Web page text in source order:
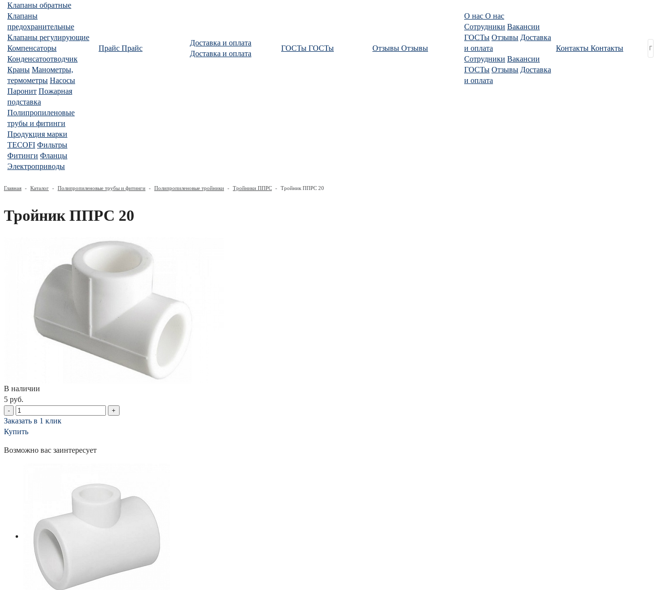
Клапаны обратные
Клапаны
предохранительные
Клапаны регулирующие
Компенсаторы
Конденсатоотводчик
Краны Манометры,
термометры Насосы
Паронит Пожарная
подставка
Полипропиленовые
трубы и фитинги
Продукция марки
TECOFI Фильтры
Фитинги Фланцы
Электроприводы
Прайс Прайс
Доставка и оплата
Доставка и оплата
ГОСТы ГОСТы Отзывы Отзывы
О нас О нас
Сотрудники Вакансии
ГОСТы Отзывы Доставка
и оплата
Сотрудники Вакансии
ГОСТы Отзывы Доставка
и оплата
Контакты Контакты
Главная - Каталог - Полипропиленовые трубы и фитинги - Полипропиленовые тройники - Тройники ППРС - Тройник ППРС 20
Тройник ППРС 20
В наличии
5 руб.
- +
Заказать в 1 клик
Купить
Возможно вас заинтересует